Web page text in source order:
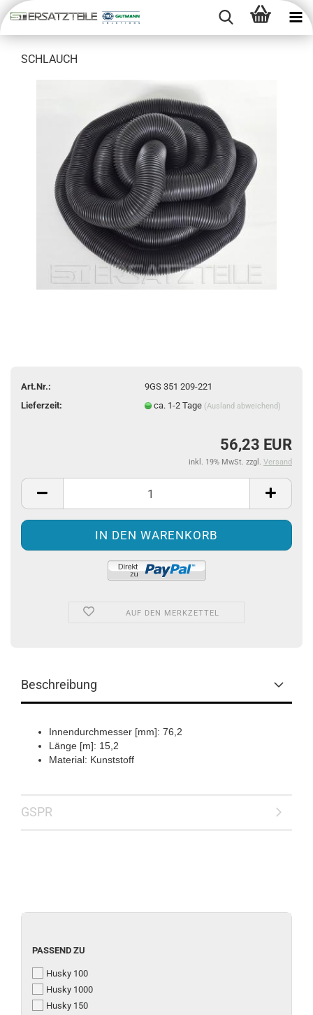
SCHLAUCH
Art.Nr.:
9GS 351 209-221
Lieferzeit:
ca. 1-2 Tage (Ausland abweichend)
56,23 EUR
inkl. 19% MwSt. zzgl. Versand
AUF DEN MERKZETTEL
Beschreibung
Innendurchmesser [mm]: 76,2
Länge [m]: 15,2
Material: Kunststoff
GSPR
PASSEND ZU
Husky 100
Husky 1000
Husky 150